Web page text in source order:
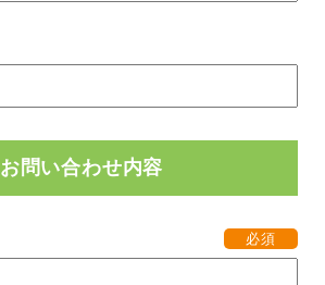
お問い合わせ内容
必須